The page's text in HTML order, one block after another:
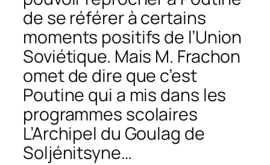
de se référer à certains
moments positifs de l’Union
Soviétique. Mais M. Frachon
omet de dire que c’est
Poutine qui a mis dans les
programmes scolaires
L’Archipel du Goulag de
Soljénitsyne…